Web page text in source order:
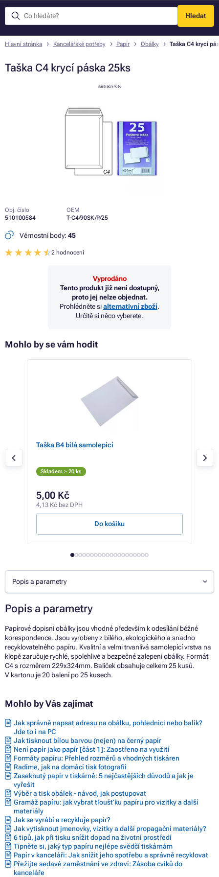
Hledat
Menu
Hlavní stránka Kancelářské potřeby Papír Obálky Taška C4 krycí
Taška C4 krycí páska 25ks
ilustrační foto
Obj. číslo
510100584
OEM
T-C4/90SK/P/25
Věrnostní body: 45
2 hodnocení
Vyprodáno
Tento produkt již není dostupný,
proto jej nelze objednat.
Prohlédněte sialternativní zboží.
Určitě si něco vyberete.
Mohlo by se vám hodit
Taška B4 bílá samolepící
Skladem > 20 ks
5,00 Kč
4,13 Kč bez DPH
Do košíku
Popis a parametry
Popis a parametry
Papírové dopisní obálky jsou vhodné především k odesílání běžné
korespondence. Jsou vyrobeny z bílého, ekologického a snadno
recyklovatelného papíru. Kvalitní a velmi trvanlivá samolepící vrstva na
klopě zaručuje rychlé, spolehlivé a bezpečné zalepení obálky. Formát
C4 s rozměrem 229x324mm. Balíček obsahuje celkem 25 kusů.
V kartonu je 20 balení po 25 kusech.
Mohlo by Vás zajímat
Jak správně napsat adresu na obálku, pohlednici nebo balík?
Jde to i na PC
Jak tisknout bílou barvou (nejen) na černý papír
Není papír jako papír [část 1]: Zaostřeno na využití
Formáty papíru: Přehled rozměrů a vhodných tiskáren
Radíme, jak na domácí tisk fotografií
Zaseknutý papír v tiskárně: 5 nejčastějších důvodů a jak je
vyřešit
Výběr a tisk obálek - návod, jak postupovat
Gramáž papíru: jak vybrat tloušťku papíru pro vizitky a další
materiály
Jak se vyrábí a recykluje papír?
Jak vytisknout jmenovky, vizitky a další propagační materiály?
6 tipů, jak při tisku snížit dopad na životní prostředí
Tipněte si, jaký typ papíru nejlépe svědčí tiskárnám
Papír v kanceláři: Jak snížit jeho spotřebu a správně recyklovat
Přežijte sedavé zaměstnání ve zdraví: Zásoba cviků do
kanceláře